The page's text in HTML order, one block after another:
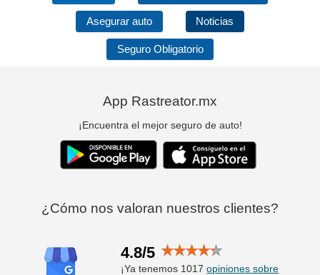
Asegurar auto Noticias
Seguro Obligatorio
App Rastreator.mx
¡Encuentra el mejor seguro de auto!
¿Cómo nos valoran nuestros clientes?
4.8/5
¡Ya tenemos 1017opiniones sobre